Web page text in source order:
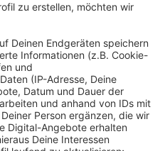
nach Hagen und
gibt es
Ein Sprecher der Bahn
heute nicht mehr
Verbindungen
.
11:18